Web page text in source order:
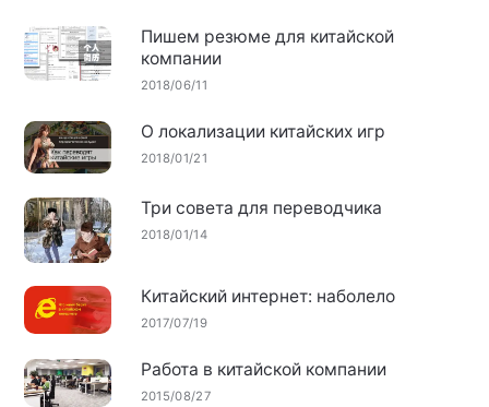
Пишем резюме для китайской
компании
2018/06/11
О локализации китайских игр
2018/01/21
Три совета для переводчика
2018/01/14
Китайский интернет: наболело
2017/07/19
Работа в китайской компании
2015/08/27